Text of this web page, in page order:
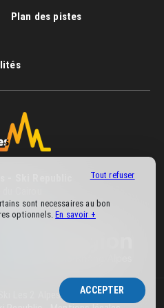
Tout refuser
sont necessaires au bon
optionnels.En savoir +
ACCEPTER
- Ski Republic
Deux Alpes
Plan des pistes
Les 2 Alpes